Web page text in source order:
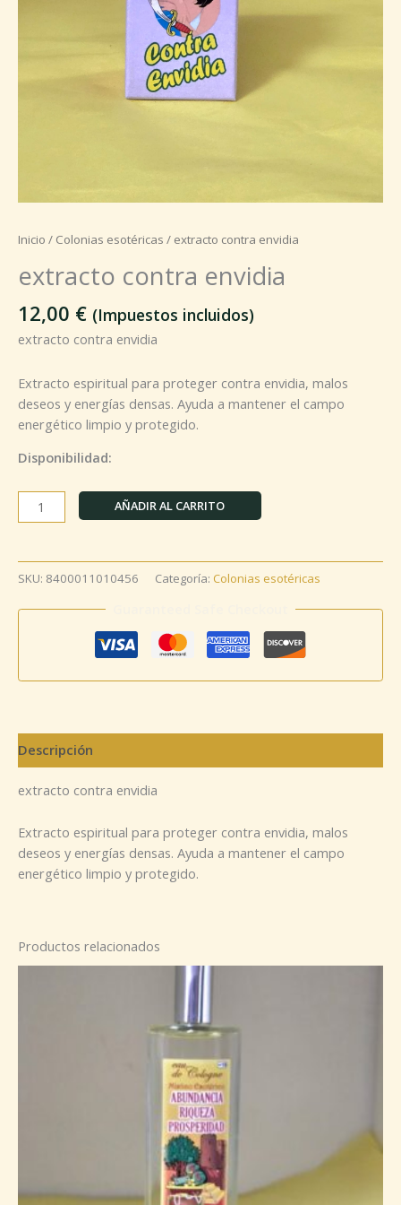
Inicio / Colonias esotéricas / extracto contra envidia
extracto contra envidia
12,00 € (Impuestos incluidos)
extracto contra envidia
Extracto espiritual para proteger contra envidia, malos
deseos y energías densas. Ayuda a mantener el campo
energético limpio y protegido.
Disponibilidad:
AÑADIR AL CARRITO
SKU: 8400011010456 Categoría: Colonias esotéricas
Descripción
extracto contra envidia
Extracto espiritual para proteger contra envidia, malos
deseos y energías densas. Ayuda a mantener el campo
energético limpio y protegido.
Productos relacionados